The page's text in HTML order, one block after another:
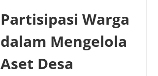
Partisipasi Warga
dalam Mengelola
Aset Desa